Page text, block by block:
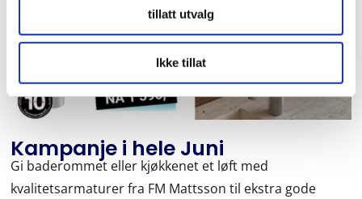
tillatt utvalg
Ikke tillat
Kampanje i hele Juni
Gi baderommet eller kjøkkenet et løft med
kvalitetsarmaturer fra FM Mattsson til ekstra gode